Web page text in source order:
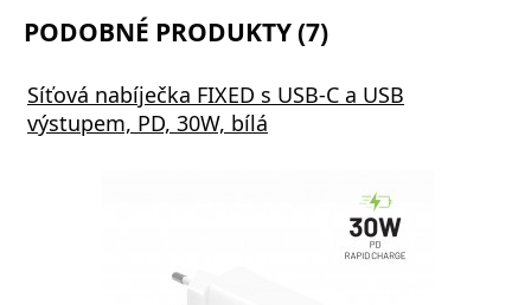
PODOBNÉ PRODUKTY (7)
Síťová nabíječka FIXED s USB-C a USB
výstupem, PD, 30W, bílá